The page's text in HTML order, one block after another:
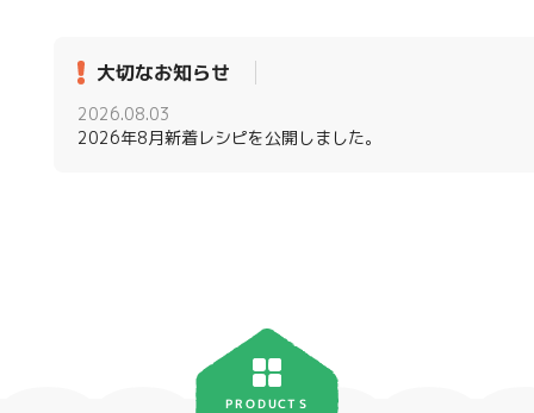
大切なお知らせ
2026.08.03
2026年8月新着レシピを公開しました。
PRODUCTS